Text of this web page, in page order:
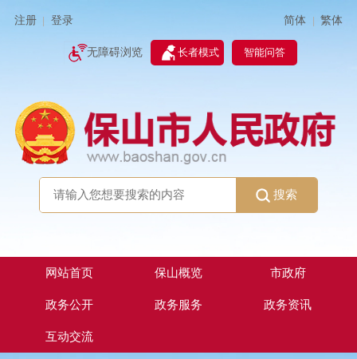
注册 登录 简体 | 繁体
无障碍浏览 长者模式 智能问答
搜索
网站首页 保山概览 市政府
政务公开 政务服务 政务资讯
互动交流